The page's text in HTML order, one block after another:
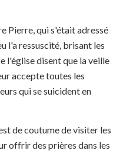
Pierre, qui s'était adressé
l'a ressuscité, brisant les
l'église disent que la veille
accepte toutes les
qui se suicident en
de coutume de visiter les
offrir des prières dans les